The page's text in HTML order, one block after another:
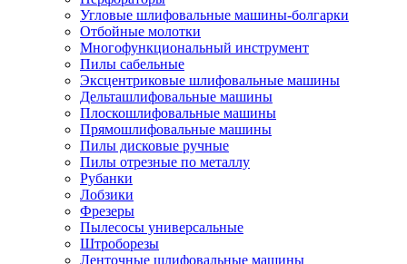
Угловые шлифовальные машины-болгарки
Отбойные молотки
Многофункциональный инструмент
Пилы сабельные
Эксцентриковые шлифовальные машины
Дельташлифовальные машины
Плоскошлифовальные машины
Прямошлифовальные машины
Пилы дисковые ручные
Пилы отрезные по металлу
Рубанки
Лобзики
Фрезеры
Пылесосы универсальные
Штроборезы
Ленточные шлифовальные машины